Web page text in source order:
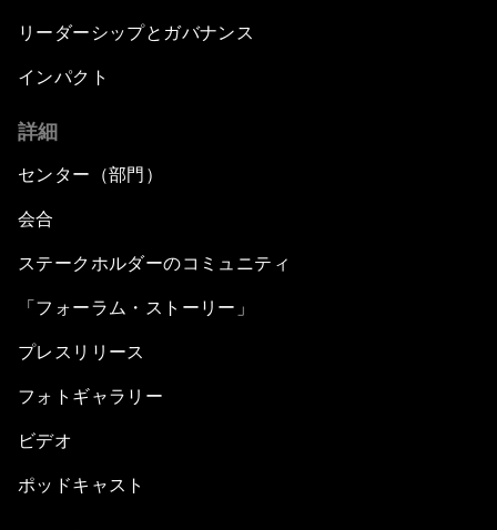
リーダーシップとガバナンス
インパクト
詳細
センター（部門）
会合
ステークホルダーのコミュニティ
「フォーラム・ストーリー」
プレスリリース
フォトギャラリー
ビデオ
ポッドキャスト